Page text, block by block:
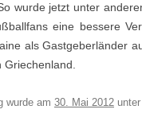
wurde jetzt unter
eine bessere
als Gastgeberländer
wurde am 30. Mai 2012